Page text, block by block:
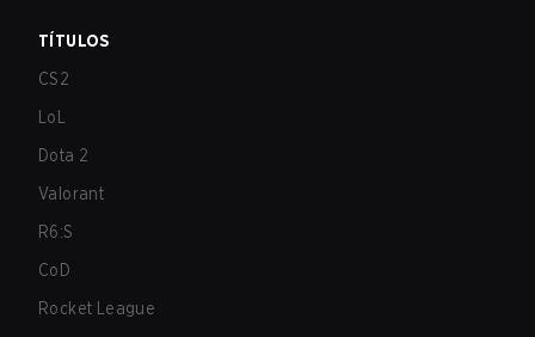
TÍTULOS
CS2
LoL
Dota 2
Valorant
R6:S
CoD
Rocket League